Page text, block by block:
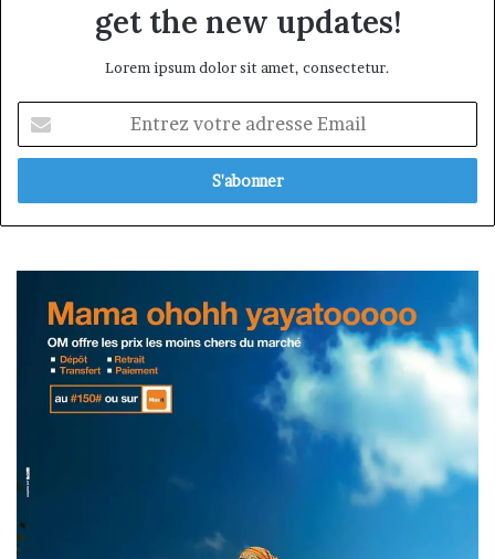
get the new updates!
Lorem ipsum dolor sit amet, consectetur.
votre
adresse